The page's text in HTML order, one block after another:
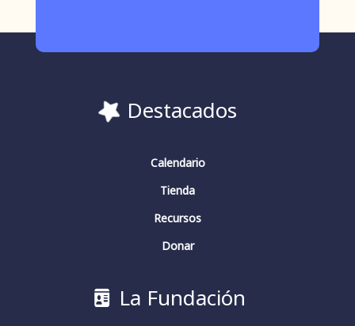
Destacados
Calendario
Tienda
Recursos
Donar
La Fundación